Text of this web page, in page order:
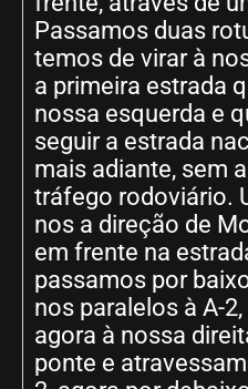
Passamos duas
temos de virar à
a primeira estrada
nossa esquerda e
seguir a estrada
mais adiante, sem
tráfego rodoviário.
nos a direção de
em frente na
passamos por
nos paralelos à A-
agora à nossa
ponte e